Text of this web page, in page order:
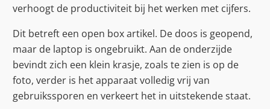
verhoogt de productiviteit bij het werken met cijfers.
Dit betreft een open box artikel. De doos is geopend,
maar de laptop is ongebruikt. Aan de onderzijde
bevindt zich een klein krasje, zoals te zien is op de
foto, verder is het apparaat volledig vrij van
gebruikssporen en verkeert het in uitstekende staat.